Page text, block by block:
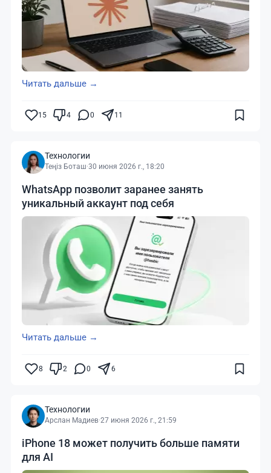
Читать дальше →
15 4 0 11
Технологии
Теңіз Боташ·30 июня 2026 г., 18:20
WhatsApp позволит заранее занять
уникальный аккаунт под себя
Читать дальше →
8 2 0 6
Технологии
Арслан Мадиев·27 июня 2026 г., 21:59
iPhone 18 может получить больше памяти
для AI